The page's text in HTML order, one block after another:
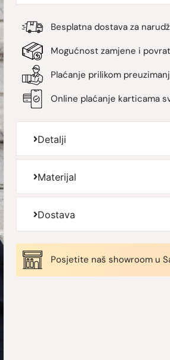
Besplatna dostava za
Mogućnost zamjene i
Plaćanje prilikom
Online plaćanje karticama
Detalji
Materijal
Dostava
Posjetite naš showroom u